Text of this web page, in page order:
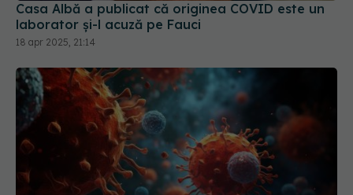
Casa Albă a publicat că originea COVID este un
laborator și-l acuză pe Fauci
18 apr 2025, 21:14